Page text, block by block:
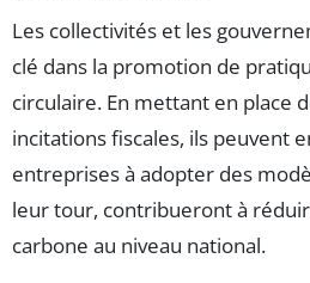
Les collectivités et les
clé dans la promotion de
circulaire. En mettant en place
incitations fiscales, ils peuvent
entreprises à adopter des
leur tour, contribueront à
carbone au niveau national.